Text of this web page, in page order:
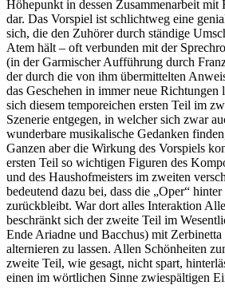
Höhepunkt in dessen Zusammenarbeit
dar. Das Vorspiel ist schlichtweg eine
sich, die den Zuhörer durch ständige
Atem hält – oft verbunden mit der
(in der Garmischer Aufführung durch
der durch die von ihm übermittelten
das Geschehen in immer neue
sich diesem temporeichen ersten Teil im
Szenerie entgegen, in welcher sich zwar
wunderbare musikalische Gedanken
Ganzen aber die Wirkung des Vorspiels
ersten Teil so wichtigen Figuren des
und des Haushofmeisters im zweiten
bedeutend dazu bei, dass die „Oper“
zurückbleibt. War dort alles Interaktion
beschränkt sich der zweite Teil im
Ende Ariadne und Bacchus) mit
alternieren zu lassen. Allen Schönheiten
zweite Teil, wie gesagt, nicht spart,
einen im wörtlichen Sinne zwiespältigen